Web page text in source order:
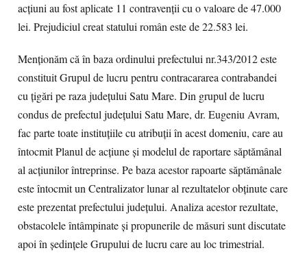
acţiuni au fost aplicate 11 contravenţii cu o valoare de 47.000
lei. Prejudiciul creat statului român este de 22.583 lei.
Menţionăm că în baza ordinului prefectului nr.343/2012 este
constituit Grupul de lucru pentru contracararea contrabandei
cu țigări pe raza județului Satu Mare. Din grupul de lucru
condus de prefectul judeţului Satu Mare, dr. Eugeniu Avram,
fac parte toate instituțiile cu atribuții în acest domeniu, care au
întocmit Planul de acțiune și modelul de raportare săptămânal
al acțiunilor întreprinse. Pe baza acestor rapoarte săptămânale
este întocmit un Centralizator lunar al rezultatelor obținute care
este prezentat prefectului județului. Analiza acestor rezultate,
obstacolele întâmpinate și propunerile de măsuri sunt discutate
apoi în ședințele Grupului de lucru care au loc trimestrial.